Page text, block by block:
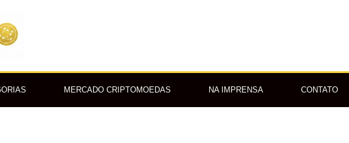
MERCADO CRIPTOMOEDAS NA IMPRENSA CONTATO